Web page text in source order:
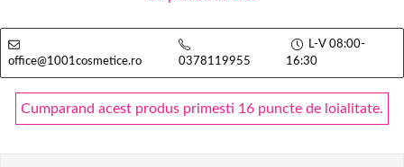
office@1001cosmetice.ro 0378119955
L-V 08:00-
16:30
Cumparand acest produs primesti 16 puncte de loialitate.